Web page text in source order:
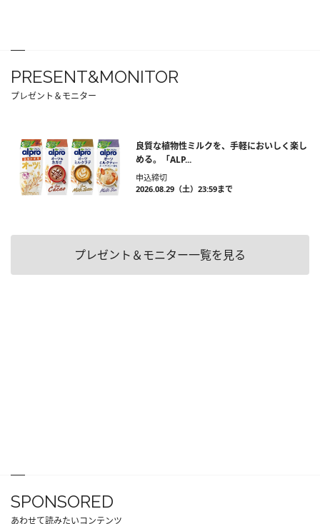
PRESENT&MONITOR
プレゼント＆モニター
良質な植物性ミルクを、手軽においしく楽し
める。「ALP...
申込締切
2026.08.29（土）23:59まで
プレゼント＆モニター一覧を見る
SPONSORED
あわせて読みたいコンテンツ